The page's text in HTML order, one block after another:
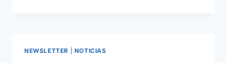
NEWSLETTER NOTICIAS